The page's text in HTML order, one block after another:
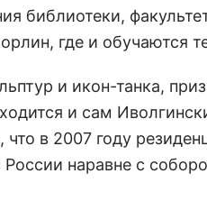
библиотеки,
где и обучаются
и икон-танка,
и сам
в 2007 году
наравне с